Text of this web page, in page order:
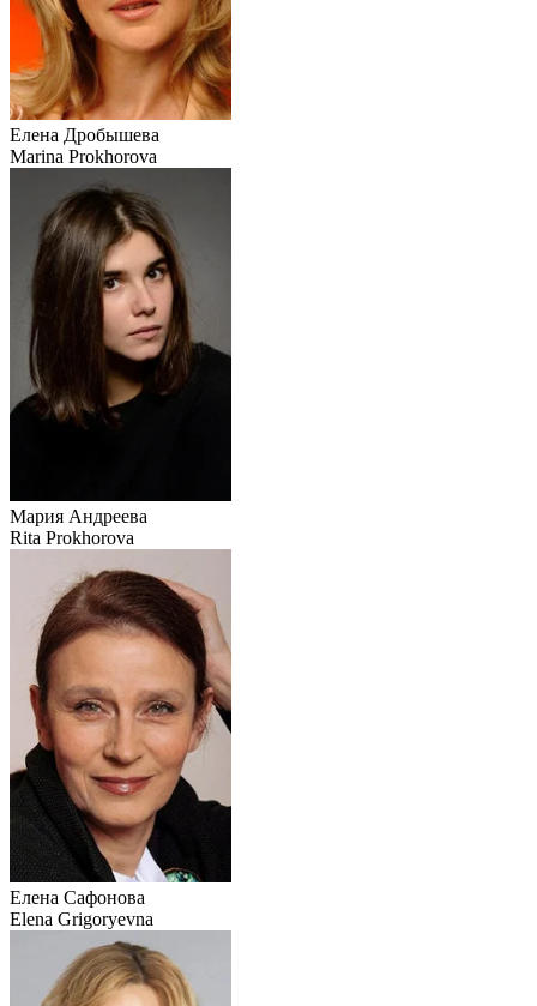
Елена Дробышева
Marina Prokhorova
Мария Андреева
Rita Prokhorova
Елена Сафонова
Elena Grigoryevna